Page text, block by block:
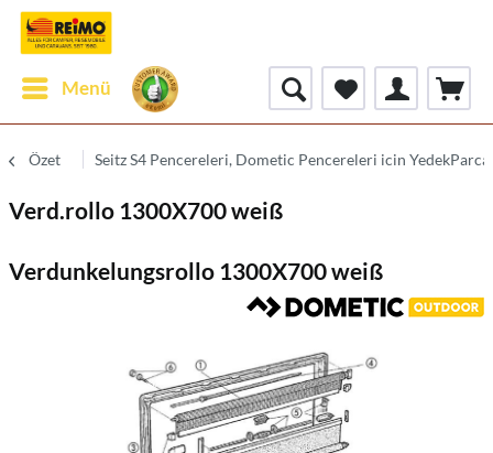
Menü
Özet Seitz S4 Pencereleri, Dometic Pencereleri icin
Verd.rollo 1300X700 weiß
Verdunkelungsrollo 1300X700 weiß